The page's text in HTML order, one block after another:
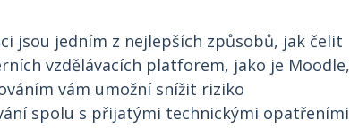
jsou jedním z nejlepších způsobů, jak čelit
vzdělávacích platforem, jako je Moodle,
vám umožní snížit riziko
spolu s přijatými technickými opatřeními